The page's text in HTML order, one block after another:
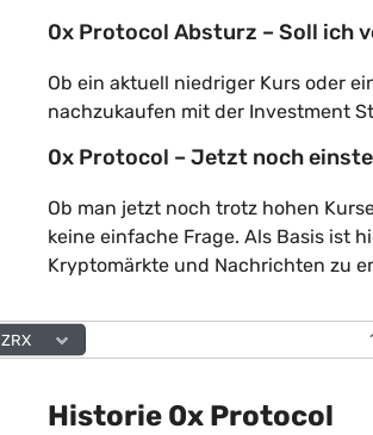
0x Protocol Absturz – Soll ich
Ob ein aktuell niedriger Kurs oder
nachzukaufen mit der Investment
0x Protocol – Jetzt noch
Ob man jetzt noch trotz hohen
keine einfache Frage. Als Basis ist
Kryptomärkte und Nachrichten zu
ZRX
Historie 0x Protocol